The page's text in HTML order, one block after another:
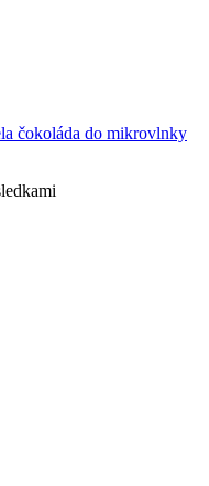
čokoláda do mikrovlnky